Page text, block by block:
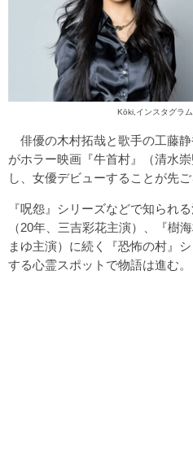
Kōki,インスタグラ
俳優の木村拓哉と歌手の工藤
がホラー映画『牛首村』（清水
し、女優デビューすることが先ご
『呪怨』シリーズなどで知られ
（20年、三吉彩花主演）、『樹
まゆ主演）に続く『恐怖の村』
する心霊スポットで物語は進む。